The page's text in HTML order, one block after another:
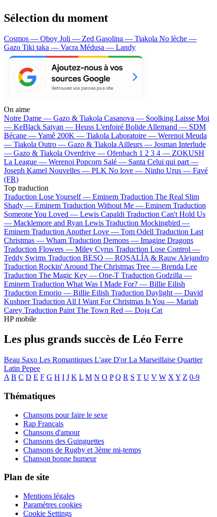
Sélection du moment
Cosmos — Oboy Joli — Zed Gasolina — Tiakola No lèche —
Gazo Tiki taka — Vacra Médusa — Landy
On aime
Notre Dame — Gazo & Tiakola Casanova — Soolking Laisse Moi
— KeBlack Saiyan — Heuss L'enfoiré Bolide Allemand — SDM
Bécane —Yamê 200K — Tiakola Laboratoire — Werenoi Meuda
— Tiakola Outro — Gazo & Tiakola Ailleurs — Josman Interlude
— Gazo & Tiakola Overdrive — Ofenbach 1 2 3 4 — ZOKUSH
La League — Werenoi Popcorn Salé — Santa Celui qui part —
Joseph Kamel Nouvelles — PLK No love — Ninho Urus — Favé
(FR)
Top traduction
Traduction Lose Yourself — Eminem Traduction The Real Slim
Shady — Eminem Traduction Without Me — Eminem Traduction
Someone You Loved — Lewis Capaldi Traduction Can't Hold Us
— Macklemore and Ryan Lewis Traduction Mockingbird —
Eminem Traduction Another Love — Tom Odell Traduction Last
Christmas — Wham Traduction Demons — Imagine Dragons
Traduction Flowers — Miley Cyrus Traduction Lose Control —
Teddy Swims Traduction BESO — ROSALÍA & Rauw Alejandro
Traduction Rockin' Around The Christmas Tree — Brenda Lee
Traduction The Magic Key — One-T Traduction Godzilla —
Eminem Traduction What Was I Made For? — Billie Eilish
Traduction Emorio — Billie Eilish Traduction Daylight — David
Kushner Traduction All I Want For Christmas Is You — Mariah
Carey Traduction Paint The Town Red — Doja Cat
HP mobile
Les plus grands succès de Léo Ferre
Beau Saxo Les Romantiques L'age D'orLa Marseillaise Quartier
Latin Pepee
A B C D E F G H I J K L M N O P Q R S T U V W X Y Z 0-9
Thématiques
Chansons pour faire le sexe
Rap Français
Chansons d'amour
Chansons des Guinguettes
Chansons de Rugby et 3ème mi-temps
Chanson bonne humeur
Plan de site
Mentions légales
Paramètres cookies
Cookie Settings